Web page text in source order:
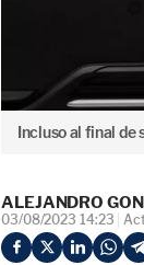
Incluso al final de
ALEJANDRO
03/08/2023 14:23